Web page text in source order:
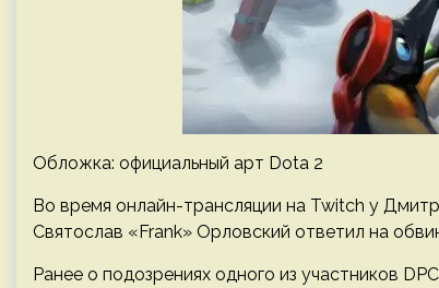
Обложка: официальный арт Dota 2
Во время онлайн-трансляции на Twitch у
Святослав «Frank» Орловский ответил на
Ранее о подозрениях одного из участников